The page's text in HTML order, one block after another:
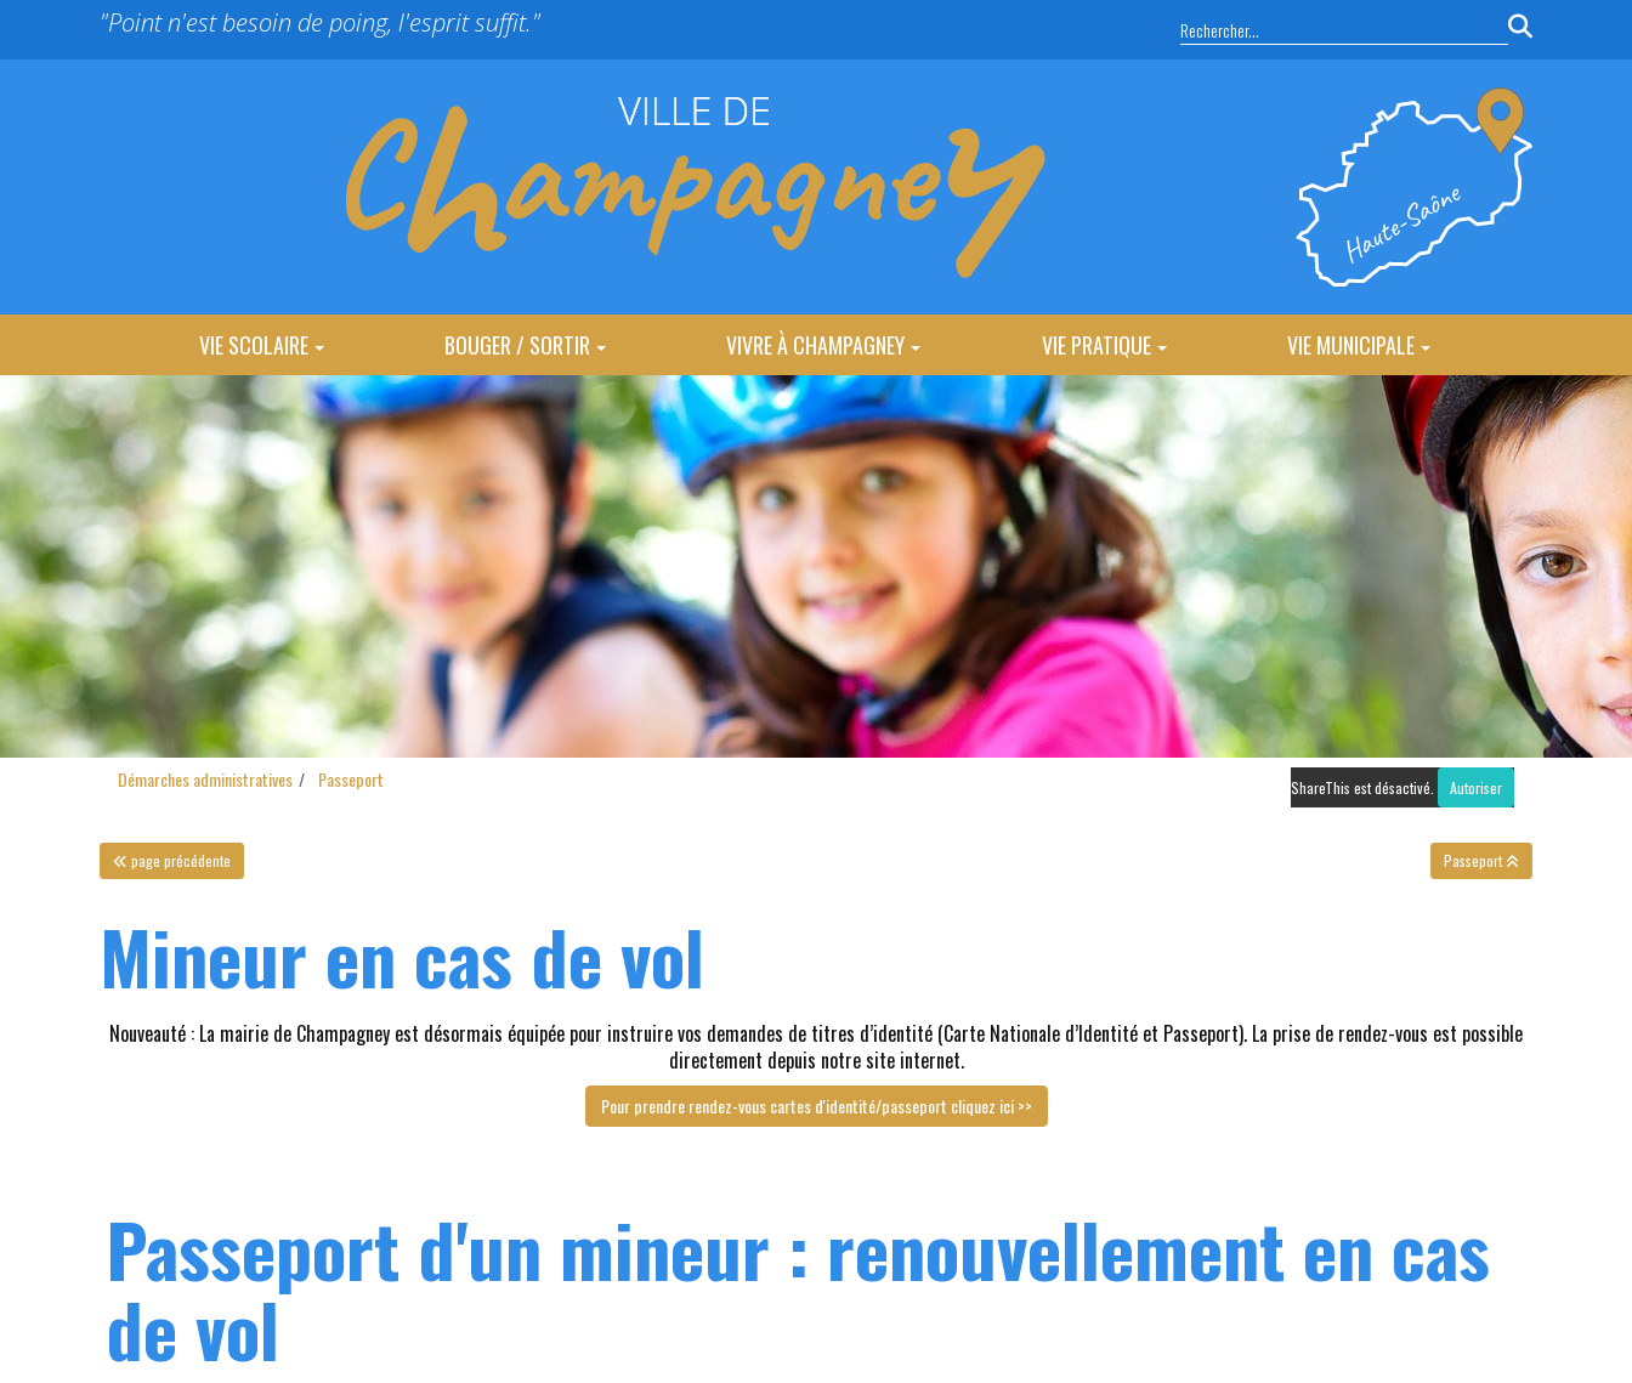
"Point n'est besoin de poing, l'esprit suffit."
VIE SCOLAIRE BOUGER / SORTIR VIVRE À CHAMPAGNEY VIE PRATIQUE VIE MUNICIPALE
ShareThis est désactivé. Autoriser
Démarches administratives Passeport
page précédente Passeport
Mineur en cas de vol
Nouveauté : La mairie de Champagney est désormais équipée pour instruire vos demandes de titres d’identité (Carte Nationale d’Identité et Passeport). La prise de rendez-vous est possible
directement depuis notre site internet.
Pour prendre rendez-vous cartes d'identité/passeport cliquez ici >>
Passeport d'un mineur : renouvellement en cas
de vol
Panneau de gestion des cookies